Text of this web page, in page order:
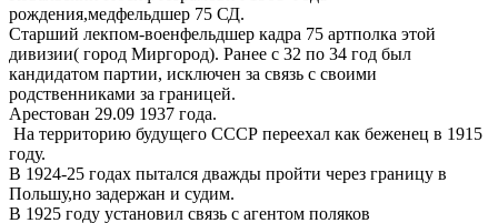
рождения,медфельдшер 75 СД.
Старший лекпом-военфельдшер кадра 75 артполка этой
дивизии( город Миргород). Ранее с 32 по 34 год был
кандидатом партии, исключен за связь с своими
родственниками за границей.
Арестован 29.09 1937 года.
На территорию будущего СССР переехал как беженец в 1915
году.
В 1924-25 годах пытался дважды пройти через границу в
Польшу,но задержан и судим.
В 1925 году установил связь с агентом поляков